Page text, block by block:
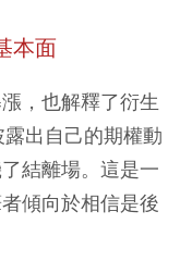
本面
，也解釋了衍生
出自己的期權動
結離場。這是一
傾向於相信是後